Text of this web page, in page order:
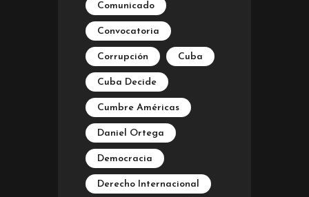
Comunicado
Convocatoria
Corrupción Cuba
Cuba Decide
Cumbre Américas
Daniel Ortega
Democracia
Derecho Internacional